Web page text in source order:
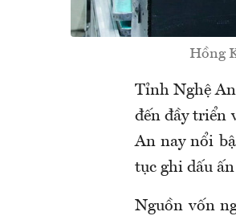
Hồng
Tỉnh Nghệ
đến đầy triển
An nay nổi
tục ghi dấu
Nguồn vốn